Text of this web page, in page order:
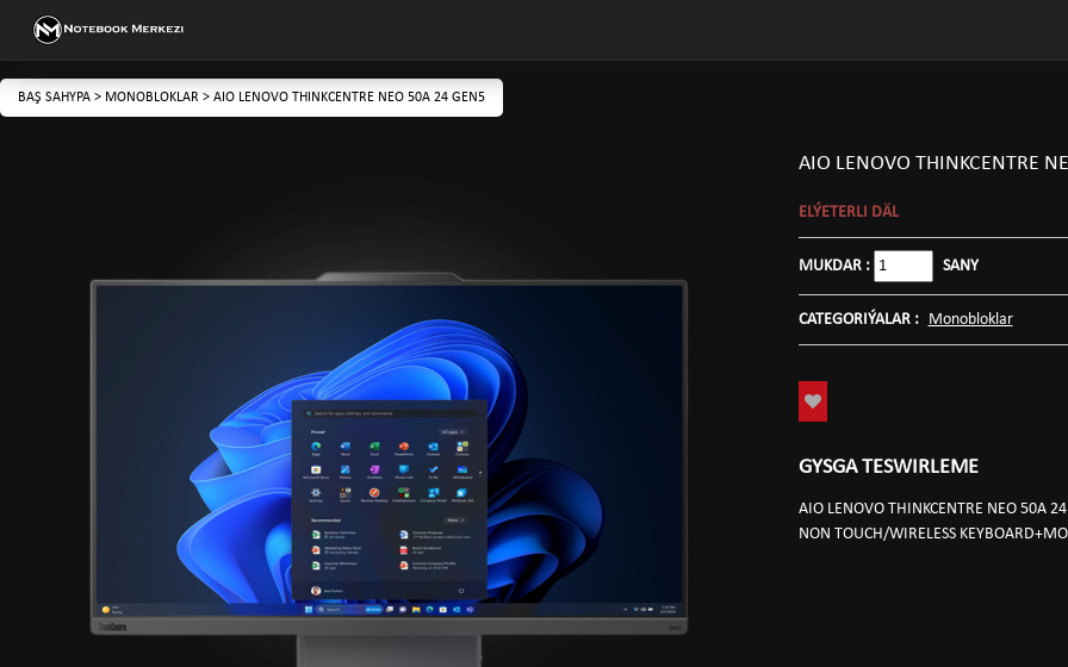
BAŞ SAHYPA > MONOBLOKLAR > AIO LENOVO THINKCENTRE NEO 50A 24 GEN5
AIO LENOVO THINKCENTRE
ELÝETERLI DÄL
MUKDAR : SANY
CATEGORIÝALAR : Monobloklar
GYSGA TESWIRLEME
AIO LENOVO THINKCENTRE NEO 50A
NON TOUCH/WIRELESS